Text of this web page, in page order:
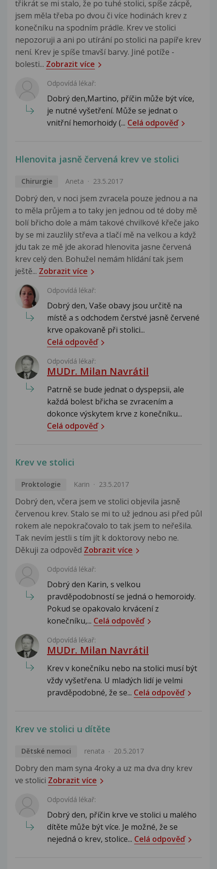
třikrát se mi stalo, že po tuhé stolici, spíše zácpě,
jsem měla třeba po dvou či více hodinách krev z
konečníku na spodním prádle. Krev ve stolici
nepozoruji a ani po utírání po stolici na papíře krev
není. Krev je spíše tmavší barvy. Jiné potíže -
bolesti... Zobrazit více
Odpovídá lékař:
Dobrý den,Martino, příčin může být více,
je nutné vyšetření. Může se jednat o
vnitřní hemorhoidy (... Celá odpověď
Hlenovita jasně červená krev ve stolici
Chirurgie Aneta 23.5.2017
Dobrý den, v noci jsem zvracela pouze jednou a na
to měla průjem a to taky jen jednou od té doby mě
bolí břicho dole a mám takové chvilkové křeče jako
by se mi zauzlily střeva a tlačí mě na velkou a když
jdu tak ze mě jde akorad hlenovita jasne červená
krev celý den. Bohužel nemám hlídání tak jsem
ještě... Zobrazit více
Odpovídá lékař:
Dobrý den, Vaše obavy jsou určitě na
místě a s odchodem čerstvé jasně červené
krve opakovaně při stolici...
Celá odpověď
Odpovídá lékař:
MUDr. Milan Navrátil
Patrně se bude jednat o dyspepsii, ale
každá bolest břicha se zvracením a
dokonce výskytem krve z konečníku...
Celá odpověď
Krev ve stolici
Proktologie Karin 23.5.2017
Dobrý den, včera jsem ve stolici objevila jasně
červenou krev. Stalo se mi to už jednou asi před půl
rokem ale nepokračovalo to tak jsem to neřešila.
Tak nevím jestli s tím jít k doktorovy nebo ne.
Děkuji za odpověd Zobrazit více
Odpovídá lékař:
Dobrý den Karin, s velkou
pravděpodobností se jedná o hemoroidy.
Pokud se opakovalo krvácení z
konečníku,... Celá odpověď
Odpovídá lékař:
MUDr. Milan Navrátil
Krev v konečníku nebo na stolici musí být
vždy vyšetřena. U mladých lidí je velmi
pravděpodobné, že se... Celá odpověď
Krev ve stolici u dítěte
Dětské nemoci renata 20.5.2017
Dobry den mam syna 4roky a uz ma dva dny krev
ve stolici Zobrazit více
Odpovídá lékař:
Dobrý den, příčin krve ve stolici u malého
dítěte může být více. Je možné, že se
nejedná o krev, stolice... Celá odpověď